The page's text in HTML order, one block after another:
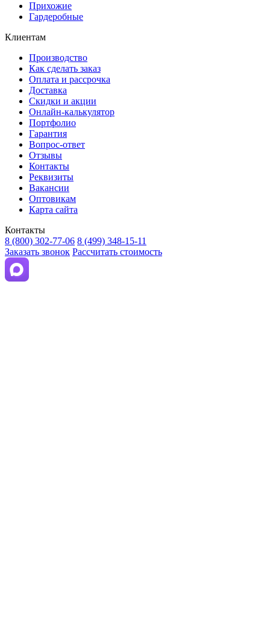
Прихожие
Гардеробные
Клиентам
Производство
Как сделать заказ
Оплата и рассрочка
Доставка
Скидки и акции
Онлайн-калькулятор
Портфолио
Гарантия
Вопрос-ответ
Отзывы
Контакты
Реквизиты
Вакансии
Оптовикам
Карта сайта
Контакты
8 (800) 302-77-06 8 (499) 348-15-11
Заказать звонок Рассчитать стоимость